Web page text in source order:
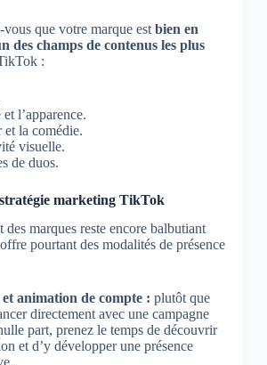
vous que votre marque est bien en
des champs de contenus les plus
:
l’apparence.
et la comédie.
visuelle.
de duos.
marketing TikTok
des marques reste encore balbutiant
pourtant des modalités de présence
animation de compte : plutôt que
directement avec une campagne
part, prenez le temps de découvrir
et d’y développer une présence